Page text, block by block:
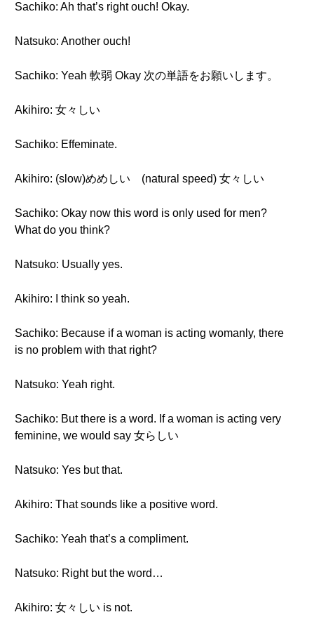
Sachiko: Ah that’s right ouch! Okay.
Natsuko: Another ouch!
Sachiko: Yeah 軟弱 Okay 次の単語をお願いします。
Akihiro: 女々しい
Sachiko: Effeminate.
Akihiro: (slow)めめしい (natural speed) 女々しい
Sachiko: Okay now this word is only used for men?
What do you think?
Natsuko: Usually yes.
Akihiro: I think so yeah.
Sachiko: Because if a woman is acting womanly, there
is no problem with that right?
Natsuko: Yeah right.
Sachiko: But there is a word. If a woman is acting very
feminine, we would say 女らしい
Natsuko: Yes but that.
Akihiro: That sounds like a positive word.
Sachiko: Yeah that’s a compliment.
Natsuko: Right but the word…
Akihiro: 女々しい is not.